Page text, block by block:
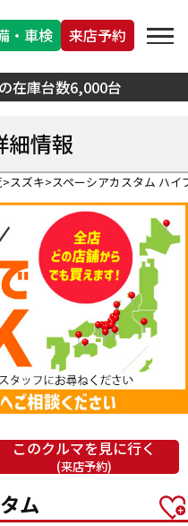
在庫台数6,000台
・車検 来店予約
細情報
スズキ スペーシアカスタム ハイ
このクルマを見に行く
(来店予約)
ム